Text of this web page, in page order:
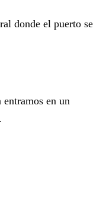
donde el puerto se
en un